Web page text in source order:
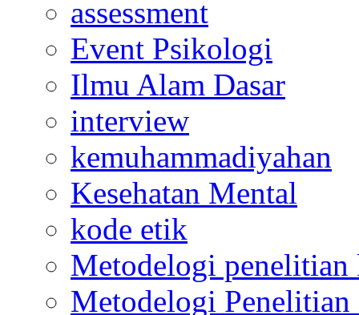
assessment
Event Psikologi
Ilmu Alam Dasar
interview
kemuhammadiyahan
Kesehatan Mental
kode etik
Metodelogi
Metodelogi